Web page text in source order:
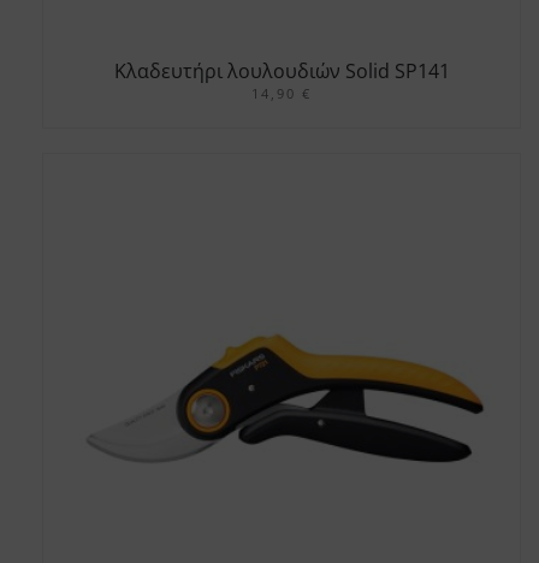
Κλαδευτήρι λουλουδιών Solid SP141
14,90 €